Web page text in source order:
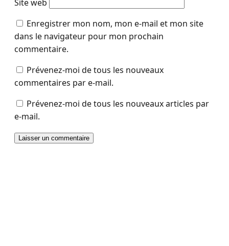
Site web
Enregistrer mon nom, mon e-mail et mon site
dans le navigateur pour mon prochain
commentaire.
Prévenez-moi de tous les nouveaux
commentaires par e-mail.
Prévenez-moi de tous les nouveaux articles par
e-mail.